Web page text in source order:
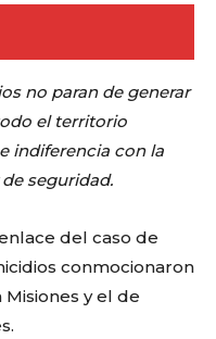
no paran de generar
el territorio
indiferencia con la
seguridad.
del caso de
conmocionaron
Misiones y el de